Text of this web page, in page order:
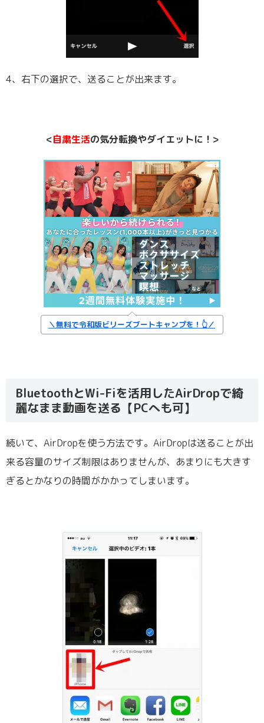
4、右下の選択で、送ることが出来ます。
<自粛生活の気分転換やダイエットに！>
＼無料で令和版ビリーズブートキャンプを！👆／
BluetoothとWi-Fiを活用したAirDropで綺
麗なまま動画を送る【PCへも可】
続いて、AirDropを使う方法です。AirDropは送ることが出
来る容量のサイズ制限はありませんが、あまりにも大きす
ぎるとかなりの時間がかかってしまいます。